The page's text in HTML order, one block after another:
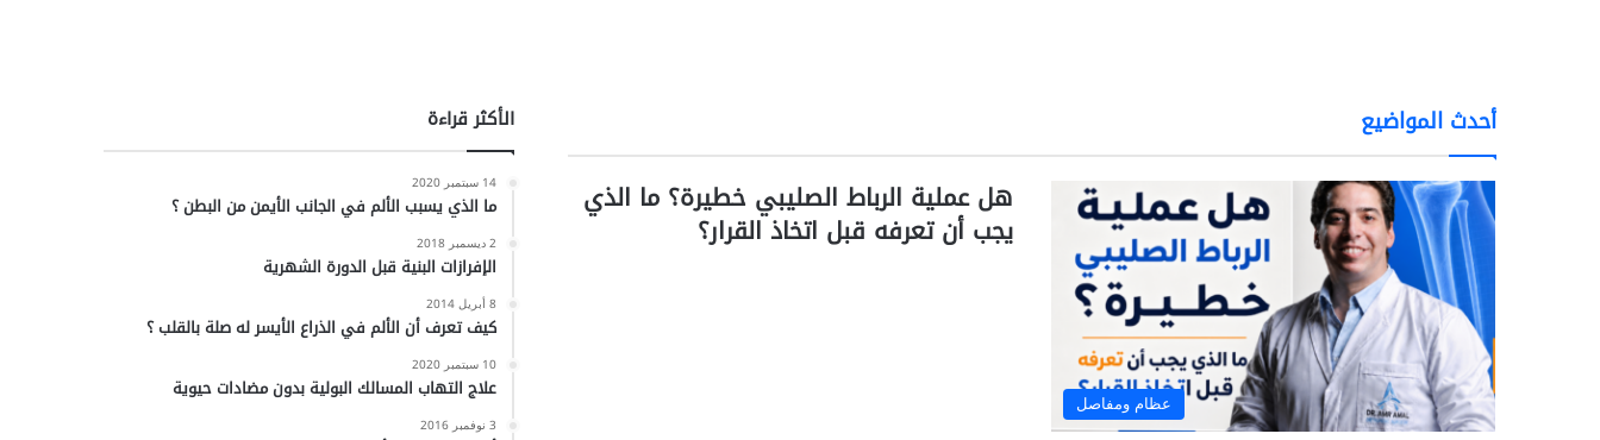
أحدث المواضيع
عظام ومفاصل
هل عملية الرباط الصليبي خطيرة؟ ما الذي
يجب أن تعرفه قبل اتخاذ القرار؟
الأكثر قراءة
14 سبتمبر 2020
ما الذي يسبب الألم في الجانب الأيمن من البطن ؟
2 ديسمبر 2018
الإفرازات البنية قبل الدورة الشهرية
8 أبريل 2014
كيف تعرف أن الألم في الذراع الأيسر له صلة بالقلب ؟
10 سبتمبر 2020
علاج التهاب المسالك البولية بدون مضادات حيوية
3 نوفمبر 2016